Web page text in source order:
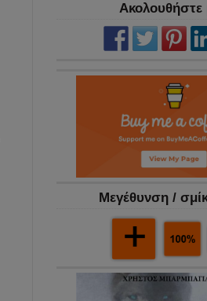
Ακολουθήστε
Mεγέθυνση /